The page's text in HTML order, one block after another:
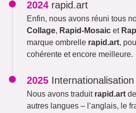
2024 rapid.art
Enfin, nous avons réuni tous
Collage, Rapid-Mosaic et
marque ombrelle rapid.art,
cohérente et encore meilleure.
2025 Internationalisation
Nous avons traduit rapid.art
autres langues – l’anglais, le